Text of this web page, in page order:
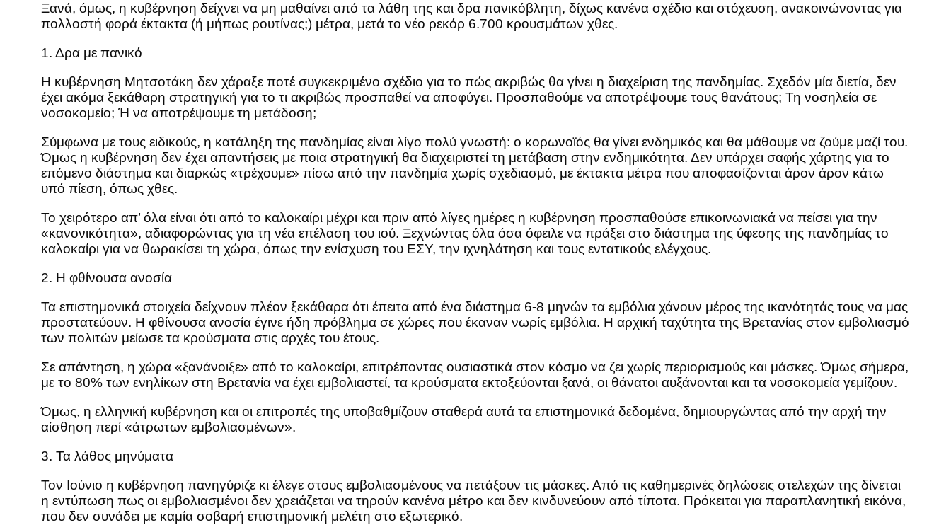
Ξανά, όμως, η κυβέρνηση δείχνει να μη μαθαίνει από τα λάθη της και δρα πανικόβλητη, δίχως κανένα σχέδιο και στόχευση, ανακοινώνοντας για
πολλοστή φορά έκτακτα (ή μήπως ρουτίνας;) μέτρα, μετά το νέο ρεκόρ 6.700 κρουσμάτων χθες.
1. Δρα με πανικό
Η κυβέρνηση Μητσοτάκη δεν χάραξε ποτέ συγκεκριμένο σχέδιο για το πώς ακριβώς θα γίνει η διαχείριση της πανδημίας. Σχεδόν μία διετία, δεν
έχει ακόμα ξεκάθαρη στρατηγική για το τι ακριβώς προσπαθεί να αποφύγει. Προσπαθούμε να αποτρέψουμε τους θανάτους; Τη νοσηλεία σε
νοσοκομείο; Ή να αποτρέψουμε τη μετάδοση;
Σύμφωνα με τους ειδικούς, η κατάληξη της πανδημίας είναι λίγο πολύ γνωστή: ο κορωνοϊός θα γίνει ενδημικός και θα μάθουμε να ζούμε μαζί του.
Όμως η κυβέρνηση δεν έχει απαντήσεις με ποια στρατηγική θα διαχειριστεί τη μετάβαση στην ενδημικότητα. Δεν υπάρχει σαφής χάρτης για το
επόμενο διάστημα και διαρκώς «τρέχουμε» πίσω από την πανδημία χωρίς σχεδιασμό, με έκτακτα μέτρα που αποφασίζονται άρον άρον κάτω
υπό πίεση, όπως χθες.
Το χειρότερο απ’ όλα είναι ότι από το καλοκαίρι μέχρι και πριν από λίγες ημέρες η κυβέρνηση προσπαθούσε επικοινωνιακά να πείσει για την
«κανονικότητα», αδιαφορώντας για τη νέα επέλαση του ιού. Ξεχνώντας όλα όσα όφειλε να πράξει στο διάστημα της ύφεσης της πανδημίας το
καλοκαίρι για να θωρακίσει τη χώρα, όπως την ενίσχυση του ΕΣΥ, την ιχνηλάτηση και τους εντατικούς ελέγχους.
2. Η φθίνουσα ανοσία
Τα επιστημονικά στοιχεία δείχνουν πλέον ξεκάθαρα ότι έπειτα από ένα διάστημα 6-8 μηνών τα εμβόλια χάνουν μέρος της ικανότητάς τους να μας
προστατεύουν. Η φθίνουσα ανοσία έγινε ήδη πρόβλημα σε χώρες που έκαναν νωρίς εμβόλια. Η αρχική ταχύτητα της Βρετανίας στον εμβολιασμό
των πολιτών μείωσε τα κρούσματα στις αρχές του έτους.
Σε απάντηση, η χώρα «ξανάνοιξε» από το καλοκαίρι, επιτρέποντας ουσιαστικά στον κόσμο να ζει χωρίς περιορισμούς και μάσκες. Όμως σήμερα,
με το 80% των ενηλίκων στη Βρετανία να έχει εμβολιαστεί, τα κρούσματα εκτοξεύονται ξανά, οι θάνατοι αυξάνονται και τα νοσοκομεία γεμίζουν.
Όμως, η ελληνική κυβέρνηση και οι επιτροπές της υποβαθμίζουν σταθερά αυτά τα επιστημονικά δεδομένα, δημιουργώντας από την αρχή την
αίσθηση περί «άτρωτων εμβολιασμένων».
3. Τα λάθος μηνύματα
Τον Ιούνιο η κυβέρνηση πανηγύριζε κι έλεγε στους εμβολιασμένους να πετάξουν τις μάσκες. Από τις καθημερινές δηλώσεις στελεχών της δίνεται
η εντύπωση πως οι εμβολιασμένοι δεν χρειάζεται να τηρούν κανένα μέτρο και δεν κινδυνεύουν από τίποτα. Πρόκειται για παραπλανητική εικόνα,
που δεν συνάδει με καμία σοβαρή επιστημονική μελέτη στο εξωτερικό.